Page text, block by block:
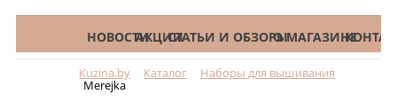
КАТАЛОГНОВОСТИАКЦИИСТАТЬИ И ОБЗОРЫО МАГАЗИНЕ
Kuzina.by Каталог Наборы для вышивания
Merejka